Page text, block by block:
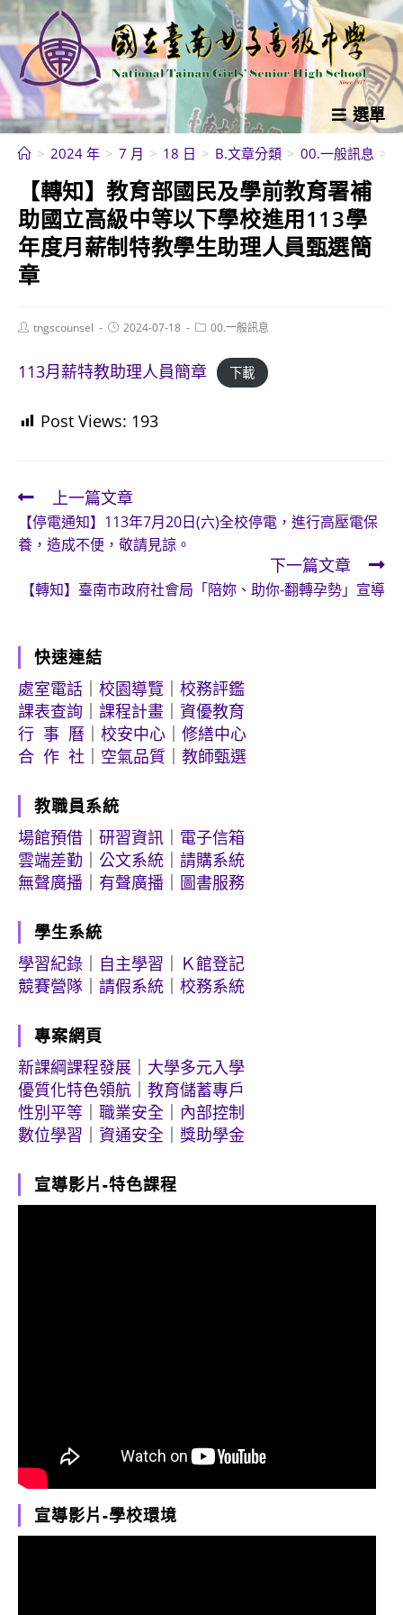
跳
轉
至
主
要
內
選單
> 2024 年 > 7 月 > 18 日 > B.文章分類 > 00.一般訊息 >
【轉知】教育部國民及學前教育署補
助國立高級中等以下學校進用113學
年度月薪制特教學生助理人員甄選簡
章
Posttngscounsel
Post2024-07-18
Post00.一般訊息
113月薪特教助理人員簡章 下載
Post Views: 193
Read
more
articles
上一篇文章
【停電通知】113年7月20日(六)全校停電，進行高壓電保
養，造成不便，敬請見諒。
下一篇文章
【轉知】臺南市政府社會局「陪妳、助你-翻轉孕勢」宣導
快速連結
處室電話
校園導覽
校務評鑑
課表查詢
課程計畫
資優教育
行 事 曆
校安中心
修繕中心
合 作 社
空氣品質 教師甄選
教職員系統
場館預借
研習資訊
電子信箱
雲端差勤
公文系統
請購系統
無聲廣播
有聲廣播 圖書服務
學生系統
學習紀錄
自主學習
Ｋ館登記
競賽營隊
請假系統 校務系統
專案網頁
新課綱課程發展
大學多元入學
優質化特色領航
教育儲蓄專戶
性別平等
職業安全
內部控制
數位學習
資通安全 獎助學金
宣導影片-特色課程
宣導影片-學校環境